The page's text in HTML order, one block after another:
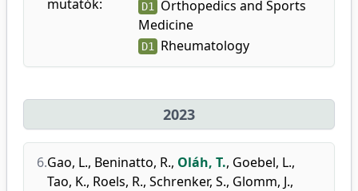
mutatók: D1 Orthopedics and Sports
Medicine
D1 Rheumatology
2023
6.Gao, L., Beninatto, R., Oláh, T., Goebel, L.,
Tao, K., Roels, R., Schrenker, S., Glomm, J.,